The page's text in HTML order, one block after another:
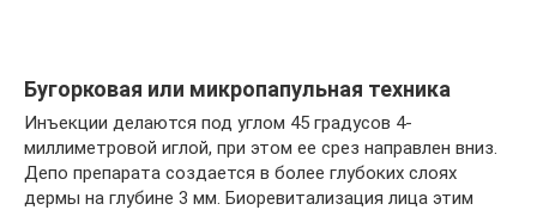
Бугорковая или микропапульная техника
Инъекции делаются под углом 45 градусов 4-
миллиметровой иглой, при этом ее срез направлен вниз.
Депо препарата создается в более глубоких слоях
дермы на глубине 3 мм. Биоревитализация лица этим